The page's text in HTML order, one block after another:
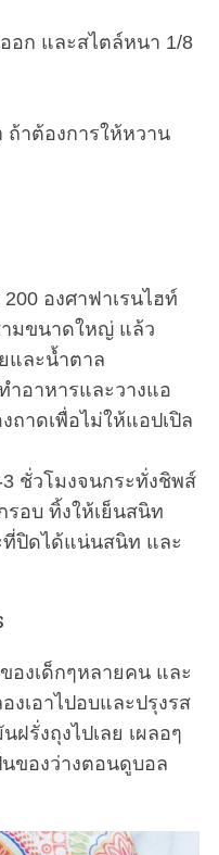
อก และสไตล์หนา 1/8
ถ้าต้องการให้หวาน
องศาฟาเรนไฮท์
ามขนาดใหญ่ แล้ว
และน้ำตาล
ำอาหารและวางแอ
ถาดเพื่อไม่ให้แอปเปิล
ชั่วโมงจนกระทั่งชิพส์
รอบ ทิ้งให้เย็นสนิท
ที่ปิดได้แน่นสนิท และ
องเด็กๆหลายคน และ
งเอาไปอบและปรุงรส
รั่งถุงไปเลย เผลอๆ
ของว่างตอนดูบอล